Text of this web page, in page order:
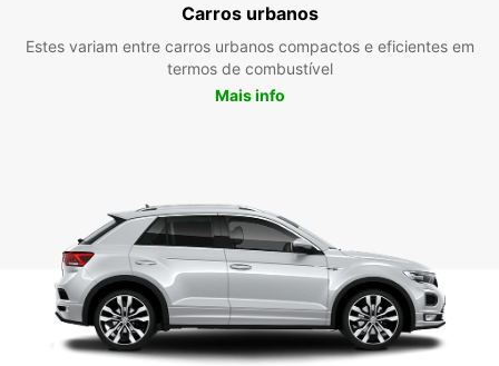
Carros urbanos
Estes variam entre carros urbanos compactos e eficientes em
termos de combustível
Mais info